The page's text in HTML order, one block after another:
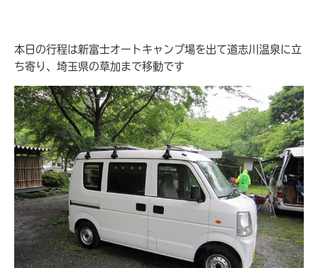
本日の行程は新富士オートキャンプ場を出て道志川温泉に立
ち寄り、埼玉県の草加まで移動です